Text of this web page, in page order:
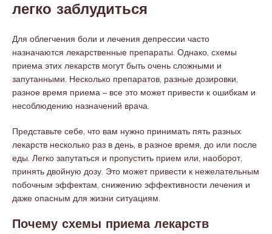
легко заблудиться
Для облегчения боли и лечения депрессии часто
назначаются лекарственные препараты. Однако, схемы
приема этих лекарств могут быть очень сложными и
запутанными. Несколько препаратов, разные дозировки,
разное время приема – все это может привести к ошибкам и
несоблюдению назначений врача.
Представьте себе, что вам нужно принимать пять разных
лекарств несколько раз в день, в разное время, до или после
еды. Легко запутаться и пропустить прием или, наоборот,
принять двойную дозу. Это может привести к нежелательным
побочным эффектам, снижению эффективности лечения и
даже опасным для жизни ситуациям.
Почему схемы приема лекарств